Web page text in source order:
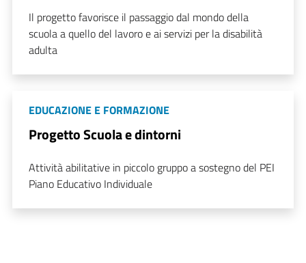
Il progetto favorisce il passaggio dal mondo della
scuola a quello del lavoro e ai servizi per la disabilità
adulta
EDUCAZIONE E FORMAZIONE
Progetto Scuola e dintorni
Attività abilitative in piccolo gruppo a sostegno del PEI
Piano Educativo Individuale